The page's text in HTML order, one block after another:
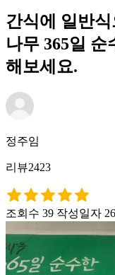
간식에 일반
나무 365일
해보세요.
정주임
리뷰2423
조회수 39 작성일자